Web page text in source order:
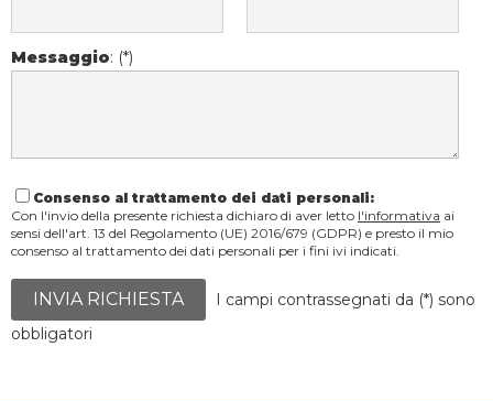
Messaggio: (*)
Consenso al trattamento dei dati personali:
Con l'invio della presente richiesta dichiaro di aver letto l'informativa ai
sensi dell'art. 13 del Regolamento (UE) 2016/679 (GDPR) e presto il mio
consenso al trattamento dei dati personali per i fini ivi indicati.
INVIA RICHIESTA
I campi contrassegnati da (*) sono
obbligatori